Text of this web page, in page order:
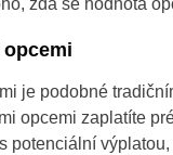
Thailand
zda se hodnota
je podobné
opcemi zaplatíte
potenciální